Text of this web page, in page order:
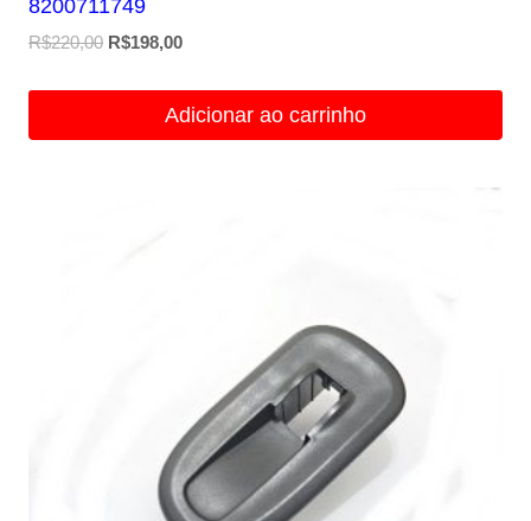
8200711749
R$220,00 O
R$198,00O
é:
Adicionar ao carrinho